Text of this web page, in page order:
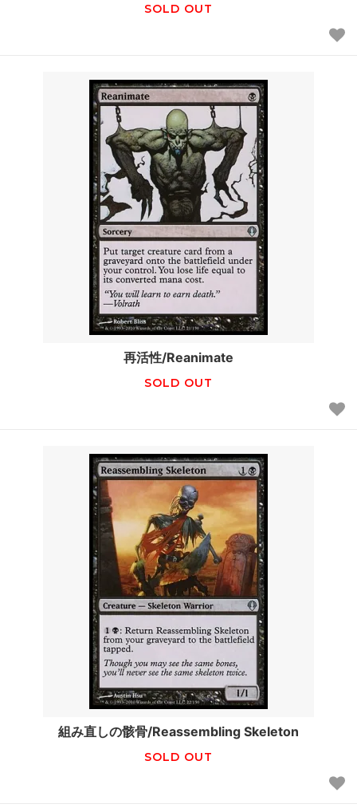
SOLD OUT
再活性/Reanimate
SOLD OUT
組み直しの骸骨/Reassembling Skeleton
SOLD OUT